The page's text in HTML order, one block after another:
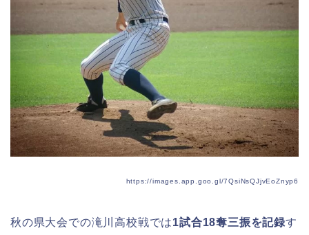
https://images.app.goo.gl/7QsiNsQJjvEoZnyp6
秋の県大会での滝川高校戦では1試合18奪三振を記録す